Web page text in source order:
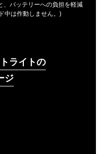
、バッテリーへの負担を軽減
中は作動しません。)
ライトの
ジ